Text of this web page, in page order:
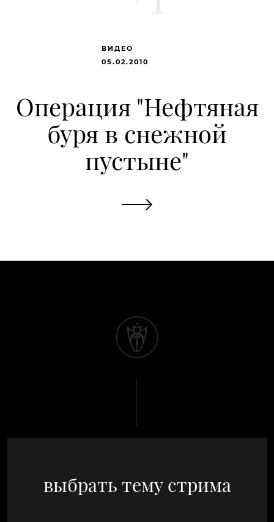
ВИДЕО
05.02.2010
Операция "Нефтяная
буря в снежной
пустыне"
выбрать тему стрима